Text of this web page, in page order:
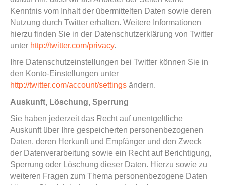
Kenntnis vom Inhalt der übermittelten Daten sowie deren
Nutzung durch Twitter erhalten. Weitere Informationen
hierzu finden Sie in der Datenschutzerklärung von Twitter
unter http://twitter.com/privacy.
Ihre Datenschutzeinstellungen bei Twitter können Sie in
den Konto-Einstellungen unter
http://twitter.com/account/settings ändern.
Auskunft, Löschung, Sperrung
Sie haben jederzeit das Recht auf unentgeltliche
Auskunft über Ihre gespeicherten personenbezogenen
Daten, deren Herkunft und Empfänger und den Zweck
der Datenverarbeitung sowie ein Recht auf Berichtigung,
Sperrung oder Löschung dieser Daten. Hierzu sowie zu
weiteren Fragen zum Thema personenbezogene Daten